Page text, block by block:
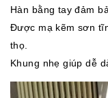
Hàn bằng tay đảm
Được mạ kẽm sơn
thọ.
Khung nhẹ giúp dễ